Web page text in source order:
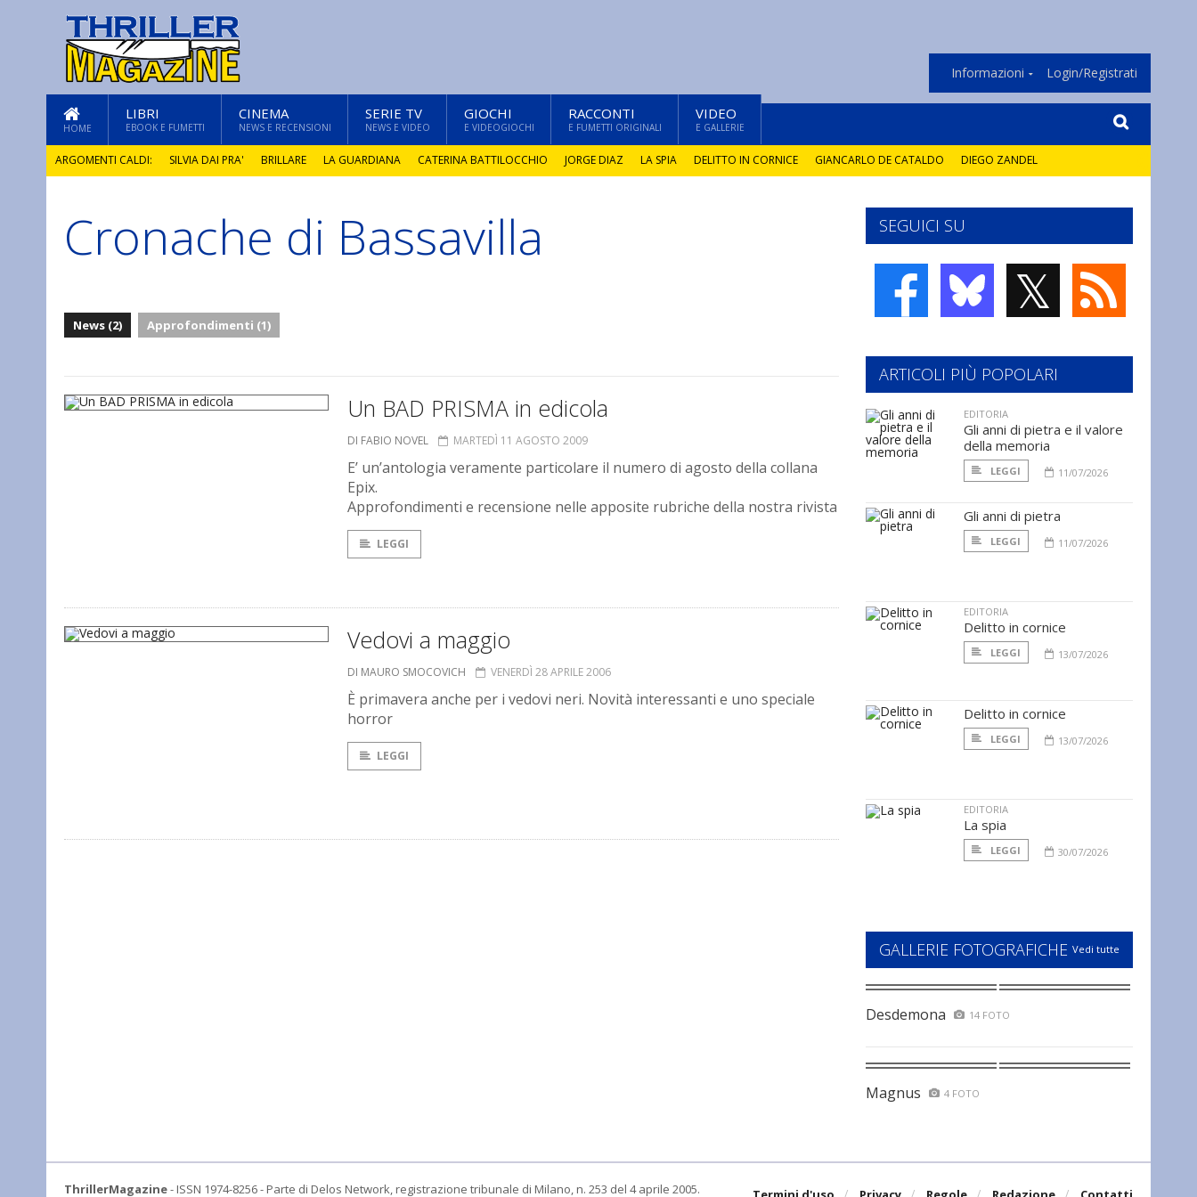
Informazioni Login/Registrati
HOME
LIBRI
EBOOK E FUMETTI
CINEMA
NEWS E RECENSIONI
SERIE TV
NEWS E VIDEO
GIOCHI
E VIDEOGIOCHI
RACCONTI
E FUMETTI ORIGINALI
VIDEO
E GALLERIE
ARGOMENTI CALDI: SILVIA DAI PRA' BRILLARE LA GUARDIANA CATERINA BATTILOCCHIO JORGE DIAZ LA SPIA DELITTO IN CORNICE GIANCARLO DE CATALDO DIEGO ZANDEL
GLI ANNI DI PIETRA
Cronache di Bassavilla
News (2) Approfondimenti (1)
Un BAD PRISMA in edicola
DI FABIO NOVEL MARTEDÌ 11 AGOSTO 2009
E’ un’antologia veramente particolare il numero di agosto della collana
Epix.
Approfondimenti e recensione nelle apposite rubriche della nostra rivista
LEGGI
Vedovi a maggio
DI MAURO SMOCOVICH VENERDÌ 28 APRILE 2006
È primavera anche per i vedovi neri. Novità interessanti e uno speciale
horror
LEGGI
SEGUICI SU
𝕏
ARTICOLI PIÙ POPOLARI
EDITORIA
Gli anni di pietra e il valore
della memoria
LEGGI 11/07/2026
Gli anni di pietra
LEGGI 11/07/2026
EDITORIA
Delitto in cornice
LEGGI 13/07/2026
Delitto in cornice
LEGGI 13/07/2026
EDITORIA
La spia
LEGGI 30/07/2026
GALLERIE FOTOGRAFICHE Vedi tutte
Desdemona 14 FOTO
Magnus 4 FOTO
ThrillerMagazine- ISSN 1974-8256 - Parte di Delos Network, registrazione tribunale di Milano, n. 253 del 4 aprile 2005.